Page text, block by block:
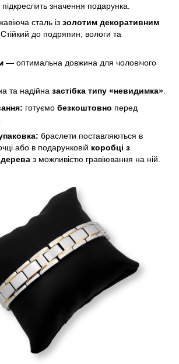
значення подарунка.
сталь із золотим декоративним
до подряпин, вологи та
— оптимальна довжина для чоловічого
та надійна застібка типу «невидимка»
готуємо безкоштовно перед
браслети поставляються в
або в подарунковій коробці з
з можливістю гравіювання на ній.